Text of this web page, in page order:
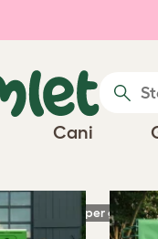
Cani
Prodotti per galline